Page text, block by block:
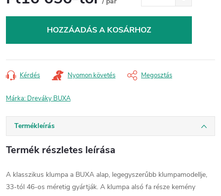
HOZZÁADÁS A KOSÁRHOZ
Kérdés Nyomon követés Megosztás
Márka: Dreváky BUXA
Termékleírás
Termék részletes leírása
A klasszikus klumpa a BUXA alap, legegyszerűbb klumpamodellje,
33-tól 46-os méretig gyártják. A klumpa alsó fa része kemény